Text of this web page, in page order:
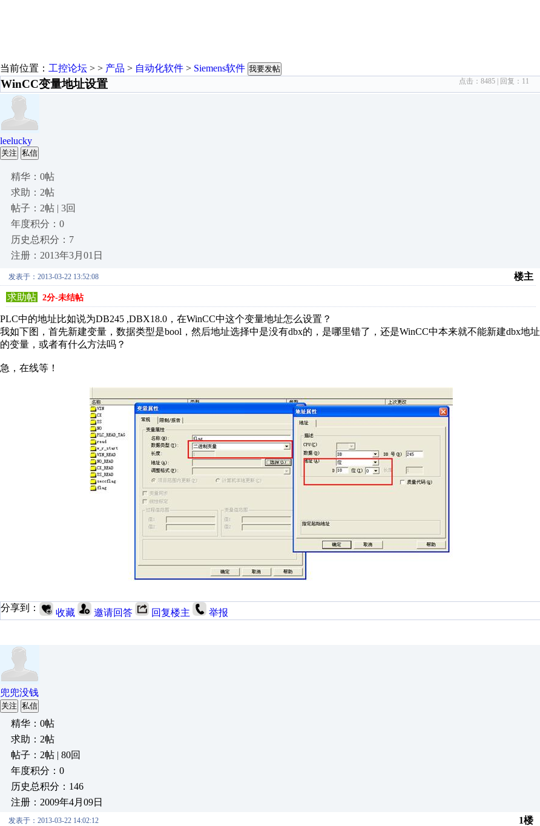
当前位置： 工控论坛 > > 产品 > 自动化软件 > Siemens软件 我要发帖
WinCC变量地址设置 点击： 8485 | 回复： 11
leelucky
关注 私信
精华：0帖
求助：2帖
帖子：2帖 | 3回
年度积分：0
历史总积分：7
注册：2013年3月01日
发表于：2013-03-22 13:52:08
楼主
求助帖
2分-未结帖
PLC中的地址比如说为DB245 ,DBX18.0，在WinCC中这个变量地址怎么设置？
我如下图，首先新建变量，数据类型是bool，然后地址选择中是没有dbx的，是哪里错了，还是WinCC中本来就不能新建dbx地址
的变量，或者有什么方法吗？
急，在线等！
分享到： 收藏 邀请回答 回复楼主 举报
兜兜没钱
关注 私信
精华：0帖
求助：2帖
帖子：2帖 | 80回
年度积分：0
历史总积分：146
注册：2009年4月09日
发表于：2013-03-22 14:02:12 1楼